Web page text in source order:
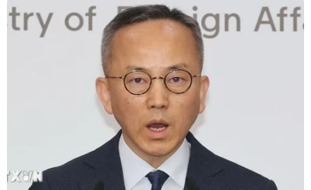
Dịch COVID-19: Hàn Quốc áp dụng miễn
cách ly với khách lẻ Singapore
Theo phóng viên TTXVN tại Seoul, từ sau khi bùng phát
dịch COVID-19, lượng khách du lịch Singapore tới thăm